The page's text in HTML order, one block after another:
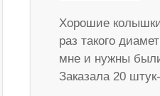
Хорошие
раз такого
мне и нужны
Заказала 20